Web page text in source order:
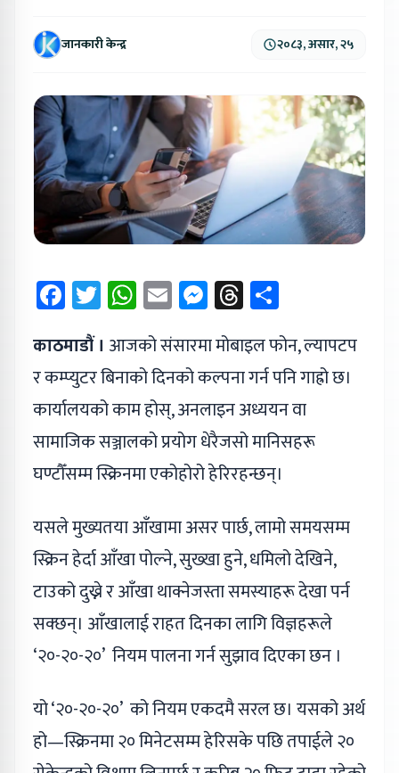
जानकारी केन्द्र २०८३, असार, २५
Facebook
Twitter
WhatsApp
EmailMessenger
Threads
काठमाडौं । आजको संसारमा मोबाइल फोन, ल्यापटप
र कम्प्युटर बिनाको दिनको कल्पना गर्न पनि गाह्रो छ।
कार्यालयको काम होस्, अनलाइन अध्ययन वा
सामाजिक सञ्जालको प्रयोग धेरैजसो मानिसहरू
घण्टौँसम्म स्क्रिनमा एकोहोरो हेरिरहन्छन्।
यसले मुख्यतया आँखामा असर पार्छ, लामो समयसम्म
स्क्रिन हेर्दा आँखा पोल्ने, सुख्खा हुने, धमिलो देखिने,
टाउको दुख्ने र आँखा थाक्नेजस्ता समस्याहरू देखा पर्न
सक्छन्। आँखालाई राहत दिनका लागि विज्ञहरूले
‘२०-२०-२०’ नियम पालना गर्न सुझाव दिएका छन ।
यो ‘२०-२०-२०’ को नियम एकदमै सरल छ। यसको अर्थ
हो—स्क्रिनमा २० मिनेटसम्म हेरिसके पछि तपाईले २०